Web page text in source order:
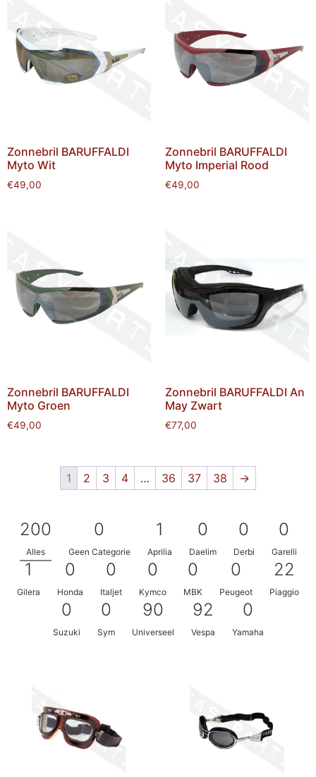
Zonnebril BARUFFALDI
Myto Wit
€49,00
Zonnebril BARUFFALDI
Myto Imperial Rood
€49,00
Zonnebril BARUFFALDI
Myto Groen
€49,00
Zonnebril BARUFFALDI An
May Zwart
€77,00
1 2 3 4 … 36 37 38 →
200
Alles
0
Geen Categorie
1
Aprilia
0
Daelim
0
Derbi
0
Garelli
1
Gilera
0
Honda
0
Italjet
0
Kymco
0
MBK
0
Peugeot
22
Piaggio
0
Suzuki
0
Sym
90
Universeel
92
Vespa
0
Yamaha